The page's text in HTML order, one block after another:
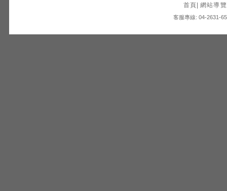
首頁 網站導覽
客服專線: 04-2631-